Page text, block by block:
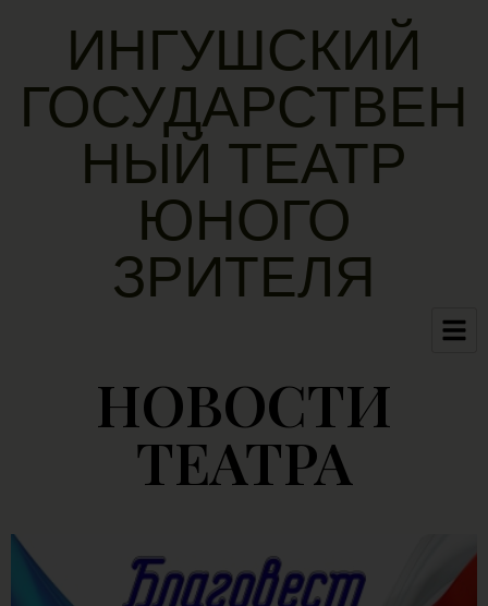
ИНГУШСКИЙ
ГОСУДАРСТВЕН
НЫЙ ТЕАТР
ЮНОГО
ЗРИТЕЛЯ
НОВОСТИ
ТЕАТРА